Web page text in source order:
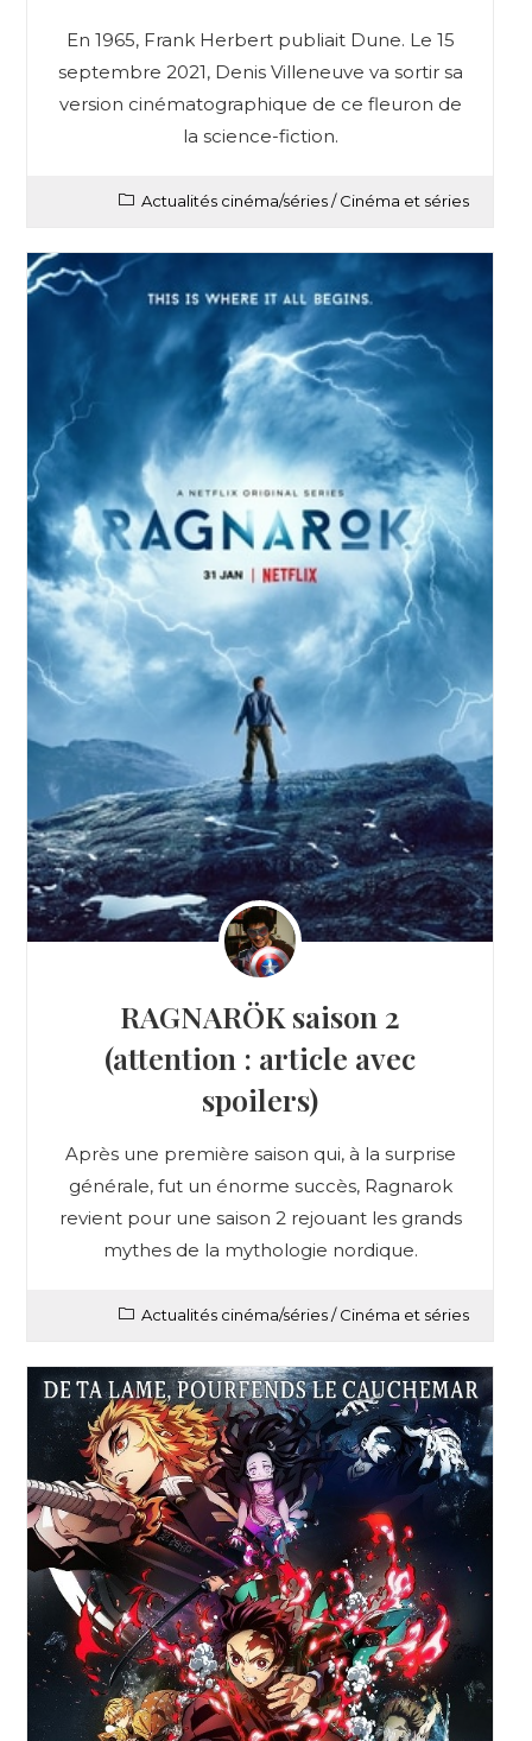
En 1965, Frank Herbert publiait Dune. Le 15
septembre 2021, Denis Villeneuve va sortir sa
version cinématographique de ce fleuron de
la science-fiction.
Actualités cinéma/séries/Cinéma et séries
RAGNARÖK saison 2
(attention : article avec
spoilers)
Après une première saison qui, à la surprise
générale, fut un énorme succès, Ragnarok
revient pour une saison 2 rejouant les grands
mythes de la mythologie nordique.
Actualités cinéma/séries/Cinéma et séries